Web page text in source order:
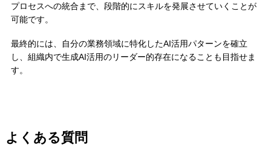
プロセスへの統合まで、段階的にスキルを発展させていくことが
可能です。
最終的には、自分の業務領域に特化したAI活用パターンを確立
し、組織内で生成AI活用のリーダー的存在になることも目指せま
す。
よくある質問